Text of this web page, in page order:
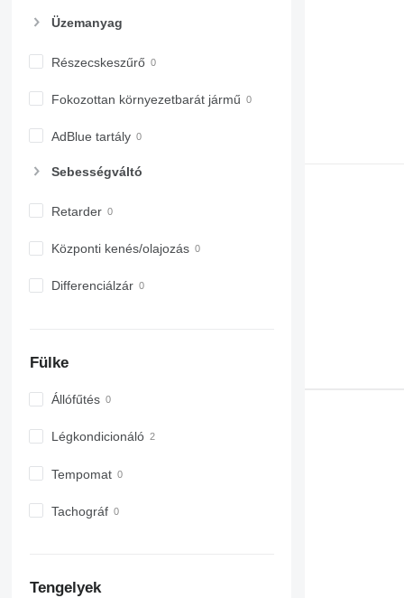
Üzemanyag
Részecskeszűrő
Fokozottan környezetbarát jármű
AdBlue tartály
Sebességváltó
Retarder
Központi kenés/olajozás
Differenciálzár
Fülke
Állófűtés
Légkondicionáló
Tempomat
Tachográf
Tengelyek